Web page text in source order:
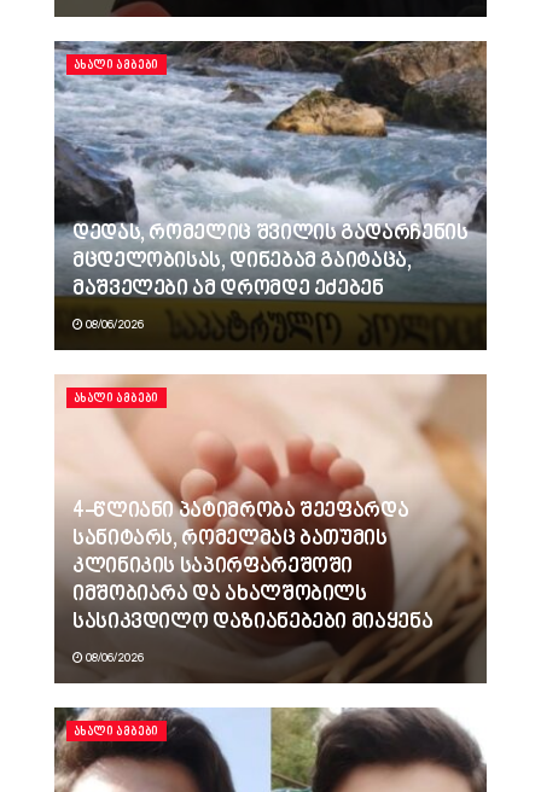
ᲐᲮᲐᲚᲘ ᲐᲛᲑᲔᲑᲘ
დედას, რომელიც შვილის გადარჩენის
მცდელობისას, დინებამ გაიტაცა,
მაშველები ამ დრომდე ეძებენ
08/06/2026
ᲐᲮᲐᲚᲘ ᲐᲛᲑᲔᲑᲘ
4-წლიანი პატიმრობა შეეფარდა
სანიტარს, რომელმაც ბათუმის
კლინიკის საპირფარეშოში
იმშობიარა და ახალშობილს
სასიკვდილო დაზიანებები მიაყენა
08/06/2026
ᲐᲮᲐᲚᲘ ᲐᲛᲑᲔᲑᲘ